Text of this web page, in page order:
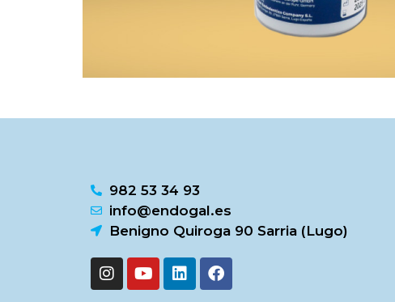
982 53 34 93
info@endogal.es
Benigno Quiroga 90 Sarria (Lugo)